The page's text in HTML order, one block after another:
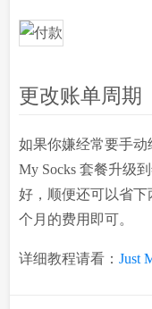
更改账单周期
如果你嫌经常要手动
My Socks 套餐升级
好，顺便还可以省
个月的费用即可。
详细教程请看：Just